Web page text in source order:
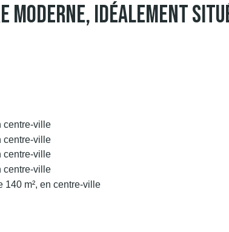
Moderne, Idéalement